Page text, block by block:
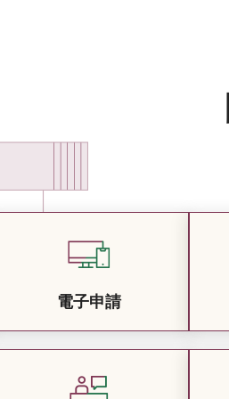
電子申請